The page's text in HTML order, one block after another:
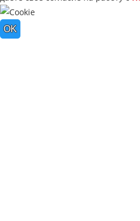
OK